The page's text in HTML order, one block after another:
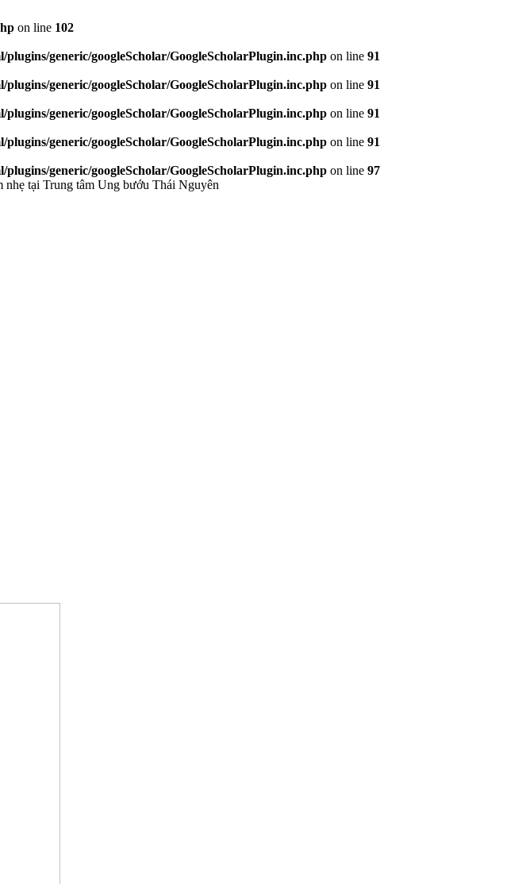
on line 102
plugins/generic/googleScholar/GoogleScholarPlugin.inc.php on line 91
plugins/generic/googleScholar/GoogleScholarPlugin.inc.php on line 91
plugins/generic/googleScholar/GoogleScholarPlugin.inc.php on line 91
plugins/generic/googleScholar/GoogleScholarPlugin.inc.php on line 91
plugins/generic/googleScholar/GoogleScholarPlugin.inc.php on line 97
nhẹ tại Trung tâm Ung bướu Thái Nguyên